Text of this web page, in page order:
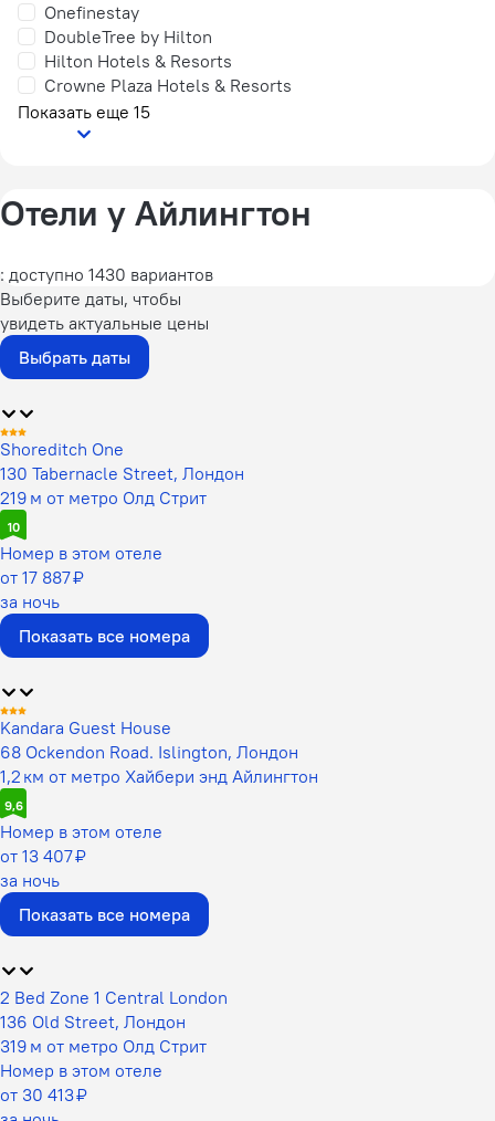
Onefinestay
DoubleTree by Hilton
Hilton Hotels & Resorts
Crowne Plaza Hotels & Resorts
Показать еще 15
Отели у Айлингтон
: доступно 1430 вариантов
Выберите даты, чтобы
увидеть актуальные цены
Выбрать даты
Shoreditch One
130 Tabernacle Street, Лондон
219 м от метро Олд Стрит
10
Номер в этом отеле
от 17 887 ₽
за ночь
Показать все номера
Kandara Guest House
68 Ockendon Road. Islington, Лондон
1,2 км от метро Хайбери энд Айлингтон
9,6
Номер в этом отеле
от 13 407 ₽
за ночь
Показать все номера
2 Bed Zone 1 Central London
136 Old Street, Лондон
319 м от метро Олд Стрит
Номер в этом отеле
от 30 413 ₽